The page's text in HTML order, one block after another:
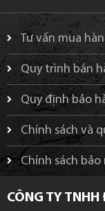
Tư vấn mua
Quy trình bán
Quy định bảo
Chính sách và
Chính sách
CÔNG TY